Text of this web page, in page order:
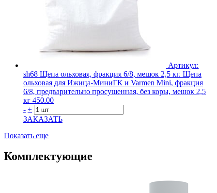
Артикул:
sh68 Щепа ольховая, фракция 6/8, мешок 2,5 кг. Щепа
ольховая для Ижица-МиниГК и Varmen Mini, фракция
6/8, предварительно просушенная, без коры, мешок 2,5
кг 450.00
- +
ЗАКАЗАТЬ
Показать еще
Комплектующие